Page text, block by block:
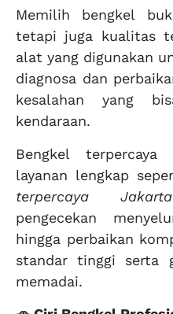
Memilih bengkel
tetapi juga kualitas
alat yang digunakan
diagnosa dan
kesalahan yang
kendaraan.
Bengkel terpercaya
layanan lengkap
terpercaya Jakarta
pengecekan
hingga perbaikan
standar tinggi serta
memadai.